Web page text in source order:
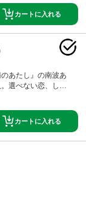
カートに入れる
あたし』の南波あ
選べない恋、して
カートに入れる